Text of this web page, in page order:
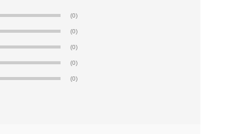
(0)
(0)
(0)
(0)
(0)